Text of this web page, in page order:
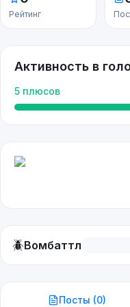
Рейтинг
Активность в
5 плюсов
🪲Вомбаттл
Посты (0)